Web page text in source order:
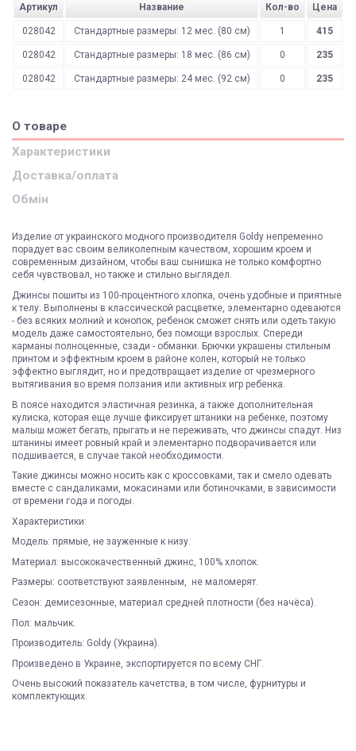
Артикул Название Кол-во Цена
028042 Стандартные размеры: 12 мес. (80 см) 1 415
028042 Стандартные размеры: 18 мес. (86 см) 0 235
028042 Стандартные размеры: 24 мес. (92 см) 0 235
О товаре
Характеристики
Доставка/оплата
Обмін
Изделие от украинского модного производителя Goldy непременно
порадует вас своим великолепным качеством, хорошим кроем и
современным дизайном, чтобы ваш сынишка не только комфортно
себя чувствовал, но также и стильно выглядел.
Джинсы пошиты из 100-процентного хлопка, очень удобные и приятные
к телу. Выполнены в классической расцветке, элементарно одеваются
- без всяких молний и конопок, ребенок сможет снять или одеть такую
модель даже самостоятельно, без помощи взрослых. Спереди
карманы полноценные, сзади - обманки. Брючки украшены стильным
принтом и эффектным кроем в районе колен, который не только
эффектно выглядит, но и предотвращает изделие от чрезмерного
вытягивания во время ползания или активных игр ребенка.
В поясе находится эластичная резинка, а также дополнительная
кулиска, которая еще лучше фиксирует штаники на ребенке, поэтому
малыш может бегать, прыгать и не переживать, что джинсы спадут. Низ
штанины имеет ровный край и элементарно подворачивается или
подшивается, в случае такой необходимости.
Такие джинсы можно носить как с кроссовками, так и смело одевать
вместе с сандаликами, мокасинами или ботиночками, в зависимости
от времени года и погоды.
Характеристики:
Модель: прямые, не зауженные к низу.
Материал: высококачественный джинс, 100% хлопок.
Размеры: соответствуют заявленным, не маломерят.
Сезон: демисезонные, материал средней плотности (без начёса).
Пол: мальчик.
Производитель: Goldy (Украина).
Произведено в Украине, экспортируется по всему СНГ.
Очень высокий показатель качетства, в том числе, фурнитуры и
комплектующих.